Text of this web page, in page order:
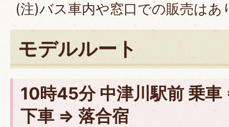
(注)バス車内や窓口での販売はあ
モデルルート
10時45分 中津川駅前 乗
下車 ⇒ 落合宿